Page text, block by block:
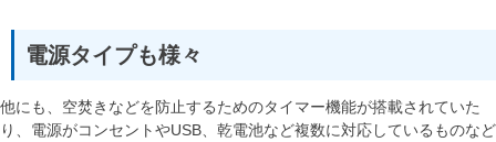
電源タイプも様々
他にも、空焚きなどを防止するためのタイマー機能が搭載されていた
り、電源がコンセントやUSB、乾電池など複数に対応しているものなど